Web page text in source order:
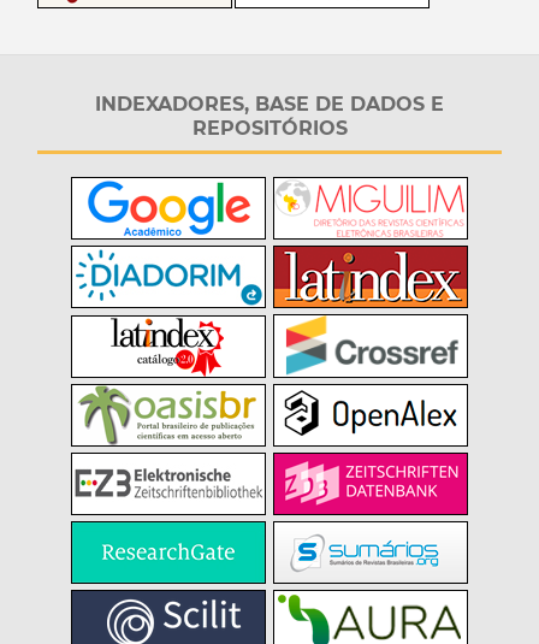
INDEXADORES, BASE DE DADOS E
REPOSITÓRIOS